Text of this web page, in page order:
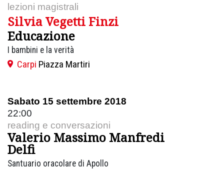
lezioni magistrali
Silvia Vegetti Finzi
Educazione
I bambini e la verità
Carpi Piazza Martiri
Sabato 15 settembre 2018
22:00
reading e conversazioni
Valerio Massimo Manfredi
Delfi
Santuario oracolare di Apollo